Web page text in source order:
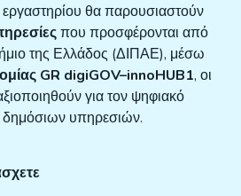
εργαστηρίου θα παρουσιαστούν
που προσφέρονται από
της Ελλάδος (ΔΙΠΑΕ), μέσω
GR digiGOV–innoHUB1, οι
για τον ψηφιακό
δημόσιων υπηρεσιών.